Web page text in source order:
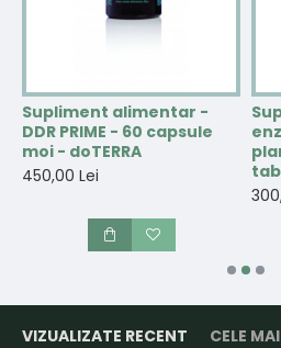
Supliment alimentar -
DDR PRIME - 60 capsule
moi - doTERRA
450,00 Lei
VIZUALIZATE RECENT CELE